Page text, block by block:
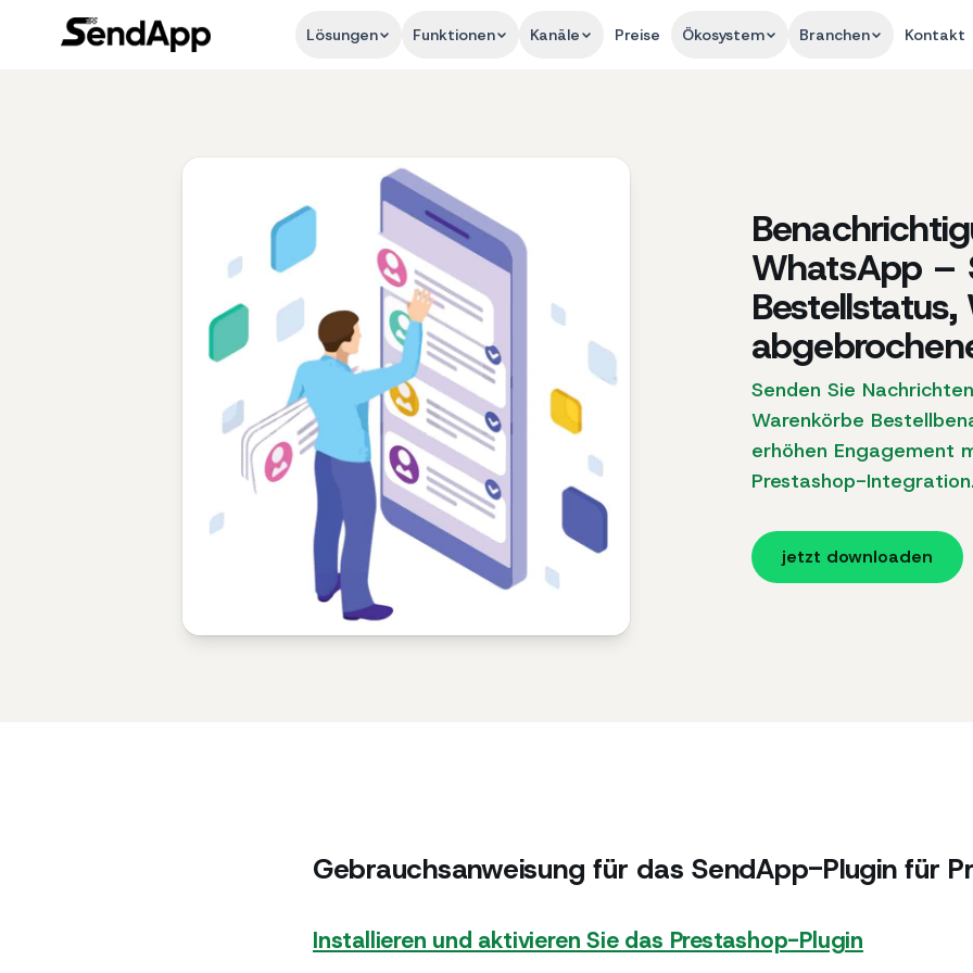
Lösungen Funktionen Kanäle Preise Ökosystem Branchen Kontakt
WhatsApp –
Senden Sie
Warenkörbe
erhöhen Engagement
Prestashop-Integration.
jetzt downloaden
Gebrauchsanweisung für das SendApp-Plugin für
Installieren und aktivieren Sie das Prestashop-Plugin